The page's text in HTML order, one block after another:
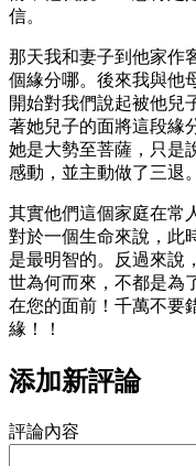
信。
那天我和妻子到他家作
個緣分哪。後來我與他
開始對我們說起被他兒
著她兒子的面將這段緣
她是大勢至菩薩，只是
感動，並主動做了三退
其實他們這個家庭在常
對於一個生命來說，此
是最明智的。反過來說
世為何而來，不都是為
在您的面前！千萬不要
緣！！
添加新評論
評論內容